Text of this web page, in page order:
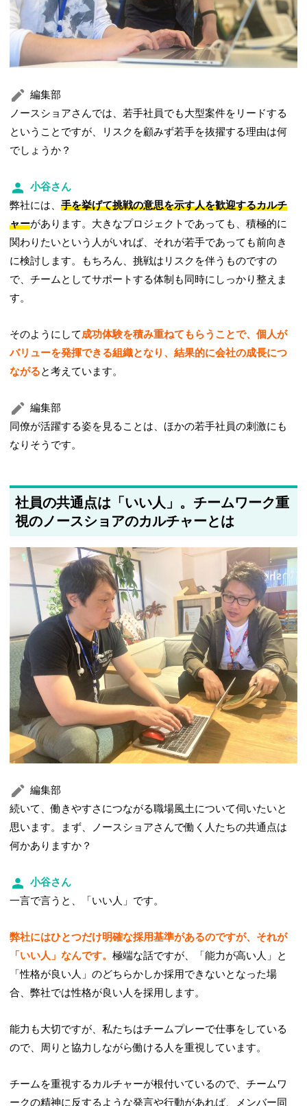
編集部
ノースショアさんでは、若手社員でも大型案件をリードする
ということですが、リスクを顧みず若手を抜擢する理由は何
でしょうか？
小谷さん
弊社には、手を挙げて挑戦の意思を示す人を歓迎するカルチ
ャーがあります。大きなプロジェクトであっても、積極的に
関わりたいという人がいれば、それが若手であっても前向き
に検討します。もちろん、挑戦はリスクを伴うものですの
で、チームとしてサポートする体制も同時にしっかり整えま
す。
そのようにして成功体験を積み重ねてもらうことで、個人が
バリューを発揮できる組織となり、結果的に会社の成長につ
ながると考えています。
編集部
同僚が活躍する姿を見ることは、ほかの若手社員の刺激にも
なりそうです。
社員の共通点は「いい人」。チームワーク重
視のノースショアのカルチャーとは
編集部
続いて、働きやすさにつながる職場風土について伺いたいと
思います。まず、ノースショアさんで働く人たちの共通点は
何かありますか？
小谷さん
一言で言うと、「いい人」です。
弊社にはひとつだけ明確な採用基準があるのですが、それが
「いい人」なんです。極端な話ですが、「能力が高い人」と
「性格が良い人」のどちらかしか採用できないとなった場
合、弊社では性格が良い人を採用します。
能力も大切ですが、私たちはチームプレーで仕事をしている
ので、周りと協力しながら働ける人を重視しています。
チームを重視するカルチャーが根付いているので、チームワ
ークの精神に反するような発言や行動があれば、メンバー同